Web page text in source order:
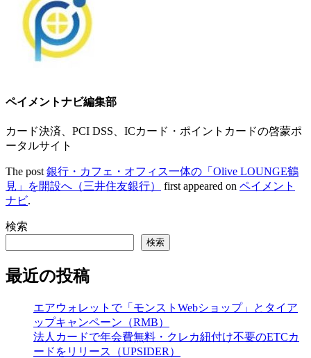
ペイメントナビ編集部
カード決済、PCI DSS、ICカード・ポイントカードの啓蒙ポ
ータルサイト
The post 銀行・カフェ・オフィス一体の「Olive LOUNGE鶴
見」を開設へ（三井住友銀行）
first appeared on ペイメント
ナビ.
検索
検索
最近の投稿
エアウォレットで「モンストWebショップ」とタイア
ップキャンペーン（RMB）
法人カードで年会費無料・クレカ紐付け不要のETCカ
ードをリリース（UPSIDER）